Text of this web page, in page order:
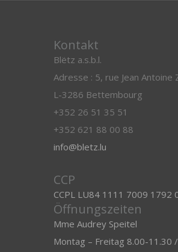
Kontakt
Blëtz a.s.b.l.
Adresse : 5, rue Jean Antoine
L-3286 Bettembourg
+352 26 51 35 51
+352 621 88 00 88
info@bletz.lu
CCP
CCPL LU84 1111 7009 1792
Öffnungszeiten
Mme Audrey Speitel
Montag – Freitag 8.00-11.30